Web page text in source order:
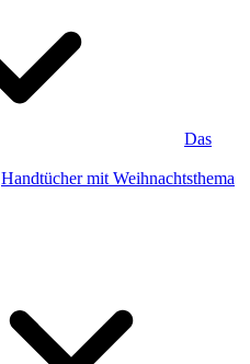
Das
Handtücher mit Weihnachtsthema